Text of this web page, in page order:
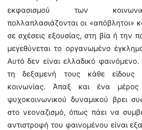
εκφασισμού των
πολλαπλασιάζονται οι «απόβλητοι»
σε σχέσεις εξουσίας, στη βία ή την
μεγεθύνεται το οργανωμένο
Αυτό δεν είναι ελλαδικό
τη δεξαμενή τους κάθε είδους
κοινωνίας. Άπαξ και ένα
ψυχοκοινωνικού δυναμικού βρει
στο νεοναζισμό, όπως πάει να
αντιστροφή του φαινομένου είναι